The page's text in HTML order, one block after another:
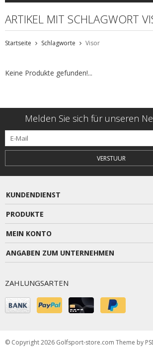
ARTIKEL MIT SCHLAGWORT
Startseite Schlagworte Visor
Keine Produkte gefunden!...
Melden Sie sich für unseren
VERSTUUR
KUNDENDIENST
PRODUKTE
MEIN KONTO
ANGABEN ZUM UNTERNEHMEN
ZAHLUNGSARTEN
© Copyright 2026 Golfsport-store.com Theme by